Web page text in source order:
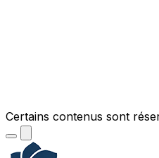
Certains contenus sont